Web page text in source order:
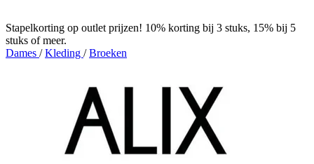
Stapelkorting op outlet prijzen! 10% korting bij 3 stuks, 15% bij 5
stuks of meer.
Dames / Kleding / Broeken